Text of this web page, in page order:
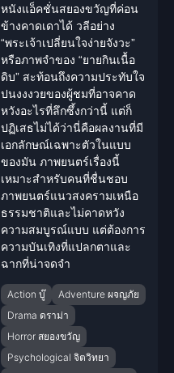
หนังแอ็คชั่นสยองขวัญที่ค่อน
ข้างคาดเดาได้ วลีอย่าง
“พระเจ้าเปลี่ยนใจง่ายจังวะ”
หรือภาพจำของ “ยายกินเนื้อ
ดิบ” สะท้อนถึงความประทับใจ
ปนงงงวยของผู้ชมที่อาจคาด
หวังอะไรที่ลึกซึ้งกว่านี้ แต่ก็
ปฏิเสธไม่ได้ว่านี่คือผลงานที่มี
เอกลักษณ์เฉพาะตัวในแบบ
ของมัน ภาพยนตร์เรื่องนี้
เหมาะสำหรับคนที่ชื่นชอบ
ภาพยนตร์แนวสงครามเหนือ
ธรรมชาติและไม่คาดหวัง
ความสมบูรณ์แบบ แต่ต้องการ
ความบันเทิงที่แปลกตาและ
ฉากที่น่าจดจำ
Action บู๊
Adventure ผจญภัย
Drama ดราม่า
Horror สยองขวัญ
Psychological จิตวิทยา